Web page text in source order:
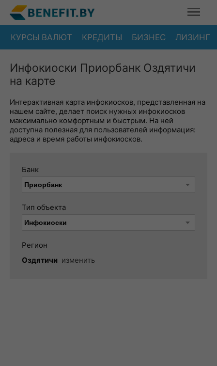
КУРСЫ ВАЛЮТ КРЕДИТЫ БИЗНЕС ЛИЗИНГ
Инфокиоски Приорбанк Оздятичи
на карте
Интерактивная карта инфокиосков, представленная на
нашем сайте, делает поиск нужных инфокиосков
максимально комфортным и быстрым. На ней
доступна полезная для пользователей информация:
адреса и время работы инфокиосков.
Банк
Тип объекта
Регион
Оздятичи изменить